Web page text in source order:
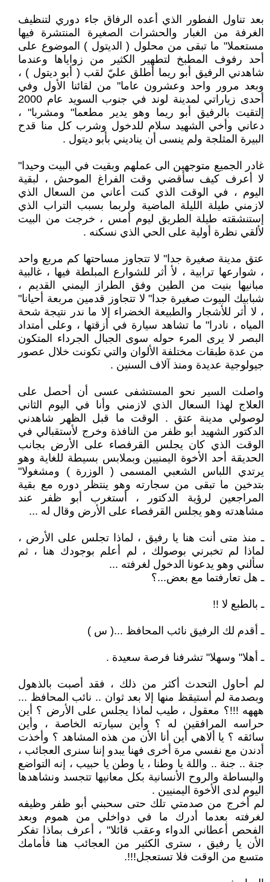
بعد تناول الفطور الذي أعده الرفاق جاء دوري لتنظيف
الغرفة من الغبار والحشرات الصغيرة المنتشرة فيها
مستعملا" ما تبقى من محلول ( الديتول ) الموضوع على
أحد رفوف المطبخ لتطهير الكثير من زواياها وعندما
شاهدني الرفيق أبو ريما أطلق عليّ لقب ( أبو ديتول ) ،
وبعد مرور واحد وعشرون عاما" من لقائنا الأول وفي
أحدى زياراتي لمدينة لوند في جنوب السويد عام 2000
إلتقيت بالرفيق أبو ريما وهو يدير مطعما" ومشربا" ،
دعاني وأخي الشهيد سلام للدخول وشرب كل منا قدح
البيرة المثلجة ولم ينسى أن يناديني بأبو ديتول .
غادر الجميع متوجهين الى عملهم وبقيت في البيت وحيدا"
لا أعرف كيف سأقضي وقت الفراغ الموحش ، لبقية
اليوم ، في الوقت الذي كنت أعاني من السعال الذي
لازمني طيلة الليلة الماضية ولربما بسبب التراب الذي
إستنشقته طيلة الطريق ليوم أمس ، خرجت من البيت
لألقي نظرة أولية على الحي الذي نسكنه .
عتق مدينة صغيرة جدا" لا تتجاوز مساحتها كم مربع واحد
، شوارعها ترابية ، لأ أثر للشوارع المبلطة فيها ، غالبية
مبانيها بنيت من الطين وفق الطراز اليمني القديم ،
شبابيك البيوت صغيرة جدا" لا تتجاوز قدمين مربعة أحيانا"
، لا أثر للأشجار والطبيعة الخضراء إلا ما ندر نتيجة شحة
المياه ، نادرا" ما تشاهد سيارة في أزقتها ، وعلى أمتداد
البصر لا يرى المرء حوله سوى الجبال الجرداء المتكون
من عدة طبقات مختلفة الألوان والتي تكونت خلال عصور
جيولوجية عديدة ومنذ آلاف السنين .
واصلت السير نحو المستشفى عسى أن أحصل على
العلاج لهذا السعال الذي لازمني وأنا في اليوم الثاني
لوصولي مدينة عتق . الوقت ما قبل الظهر شاهدني
الدكتور الشهيد أبو ظفر من النافذة وخرج لأستقبالي في
الوقت الذي كان يجلس القرفصاء على الأرض بجانب
الحديقة أحد الأخوة اليمنيين وبملابس بسيطة للغاية وهو
يرتدي اللباس الشعبي المسمى ( الوزرة ) ومشغولا"
بتدخين ما تبقى من سجارته وهو ينتظر دوره مع بقية
المراجعين لرؤية الدكتور ، أستغرب أبو ظفر عند
مشاهدته وهو يجلس القرفصاء على الأرض وقال له ...
ـ منذ متى أنت هنا يا رفيق ، لماذا تجلس على الأرض ،
لماذا لم تخبرني بوصولك ، لم أعلم بوجودك هنا ، ثم
سألني وهو يدعونا الدخول لغرفته ...
ـ هل تعارفتما مع بعض...؟
ـ بالطبع لا !!
ـ أقدم لك الرفيق نائب المحافظ ...( س )
ـ أهلا" وسهلا" تشرفنا فرصة سعيدة .
لم أحاول التحدث أكثر من ذلك ، فقد أصبت بالذهول
وبصدمة لم أستيقظ منها إلا بعد ثوان .. نائب المحافظ ...
هههه !!!؟ معقول ، طيب لماذا يجلس على الأرض ؟ أين
حراسه المرافقين له ؟ وأين سيارته الخاصة ، وأين
سائقه ؟ يا ألاهي أين أنا الأن من هذه المشاهد ؟ وأخذت
أدندن مع نفسي مرة أخرى فهنا يبدو إننا سنرى العجائب ،
جنة .. جنة .. واللة يا وطنا ، يا وطن يا حبيب ، إنه التواضع
والبساطة والروح الأنسانية بكل معانيها تتجسد ونشاهدها
اليوم لدى الأخوة اليمنيين .
لم أخرج من صدمتي تلك حتى سحبني أبو ظفر وظيفه
لغرفته بعدما أدرك ما في دواخلي من هموم وبعد
الفحص أعطاني الدواء وعقب قائلا" ، أعرف بماذا تفكر
الأن يا رفيق ، سترى الكثير من العجائب هنا فأمامك
متسع من الوقت فلا تستعجل!!!.